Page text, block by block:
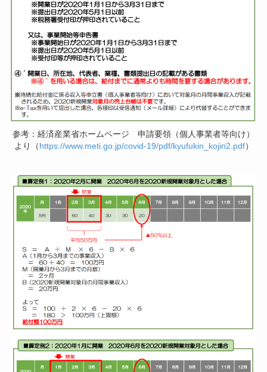
参考：経済産業省ホームページ 申請要領（個人事業者等向け）
より（https://www.meti.go.jp/covid-19/pdf/kyufukin_kojin2.pdf）